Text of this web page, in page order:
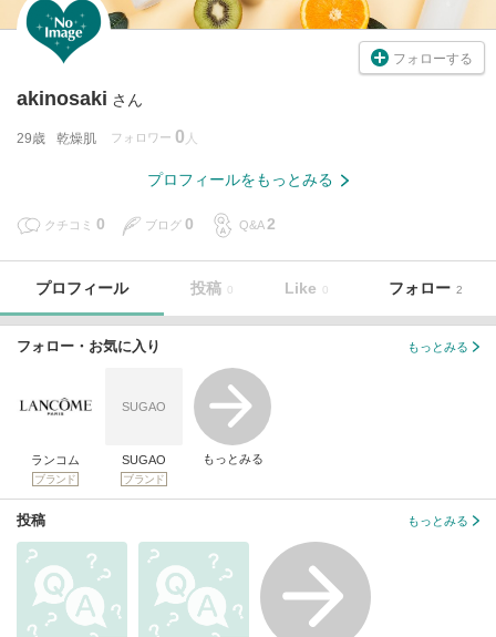
フォローする
akinosaki さん
29歳 乾燥肌 フォロワー 0
プロフィールをもっとみる
クチコミ 0 ブログ 0 Q&A 2
プロフィール 投稿 0 Like 0 フォロー 2
フォロー・お気に入り もっとみる
ランコム
ブランド
SUGAO
SUGAO
ブランド
もっとみる
投稿 もっとみる